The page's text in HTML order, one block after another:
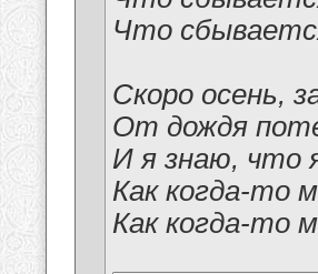
Что
Скоро осень,
От дождя
И я знаю, что
Как когда-то
Как когда-то